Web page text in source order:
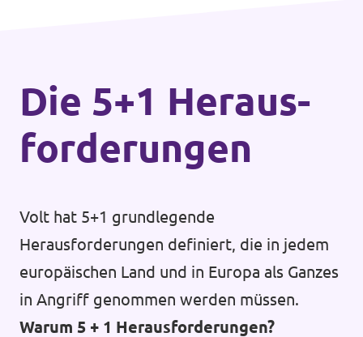
Die 5+1 Heraus­
forderungen
Volt hat 5+1 grundlegende
Herausforderungen definiert, die in jedem
europäischen Land und in Europa als Ganzes
in Angriff genommen werden müssen.
Warum 5 + 1 Herausforderungen?